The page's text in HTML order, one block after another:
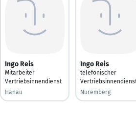
Ingo Reis
Mitarbeiter
Vertriebsinnendienst
Hanau
Ingo Reis
telefonischer
Nuremberg